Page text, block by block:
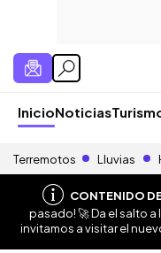
InicioNoticias
Terremotos Lluvias
CONTENIDO
pasado! 🚀 Da el salto
invitamos a visitar el